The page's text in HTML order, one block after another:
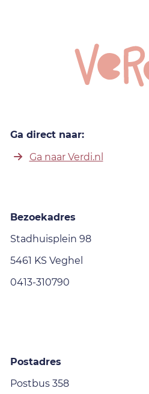
Ga direct naar:
Ga naar Verdi.nl
Bezoekadres
Stadhuisplein 98
5461 KS Veghel
0413-310790
Postadres
Postbus 358